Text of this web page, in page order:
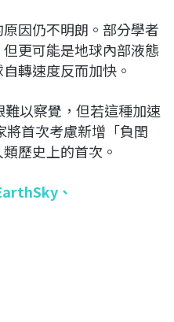
因仍不明朗。部分學者
更可能是地球內部液態
轉速度反而加快。
以察覺，但若這種加速
將首次考慮新增「負閏
歷史上的首次。
、